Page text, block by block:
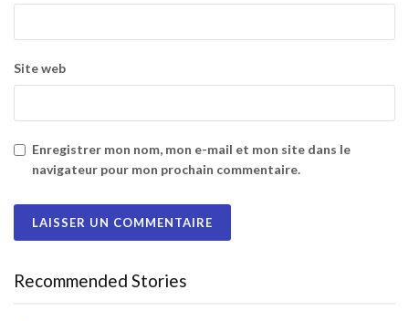
Site web
Enregistrer mon nom, mon e-mail et mon site dans le
navigateur pour mon prochain commentaire.
Recommended Stories